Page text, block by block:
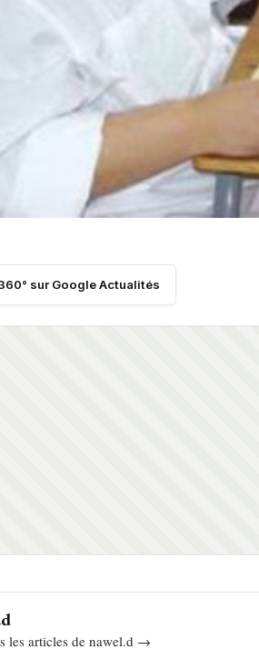
sur Google Actualités
les articles de nawel.d →